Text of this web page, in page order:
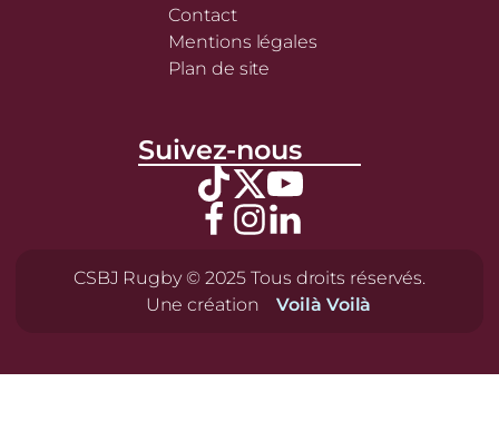
Contact
Mentions légales
Plan de site
Suivez-nous
CSBJ Rugby © 2025 Tous droits réservés.
Une création
Voilà Voilà